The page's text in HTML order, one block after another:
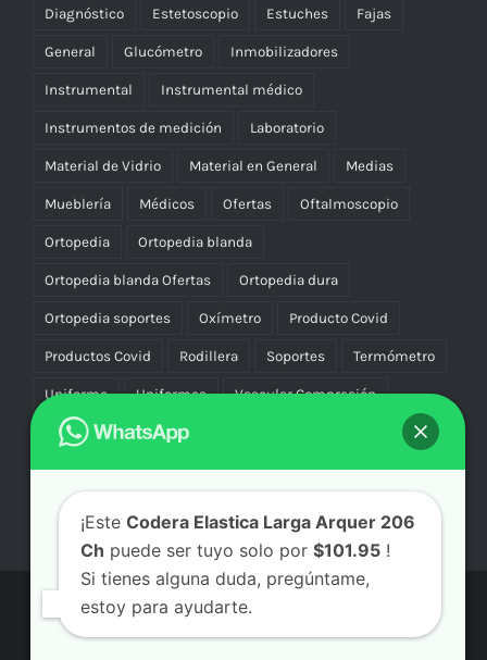
Diagnóstico Estetoscopio Estuches Fajas
General Glucómetro Inmobilizadores
Instrumental Instrumental médico
Instrumentos de medición Laboratorio
Material de Vidrio Material en General Medias
Mueblería Médicos Ofertas Oftalmoscopio
Ortopedia Ortopedia blanda
Ortopedia blanda Ofertas Ortopedia dura
Ortopedia soportes Oxímetro Producto Covid
Productos Covid Rodillera Soportes Termómetro
Uniforme Uniformes Vascular Compresión
Vibradores
© Copyright 2026 | Aicmx Tienda | Todos los Derechos
¡Este Codera Elastica Larga Arquer 206
Ch puede ser tuyo solo por $101.95 !
Si tienes alguna duda, pregúntame,
estoy para ayudarte.